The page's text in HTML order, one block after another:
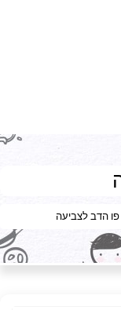
פו הדב לצביעה